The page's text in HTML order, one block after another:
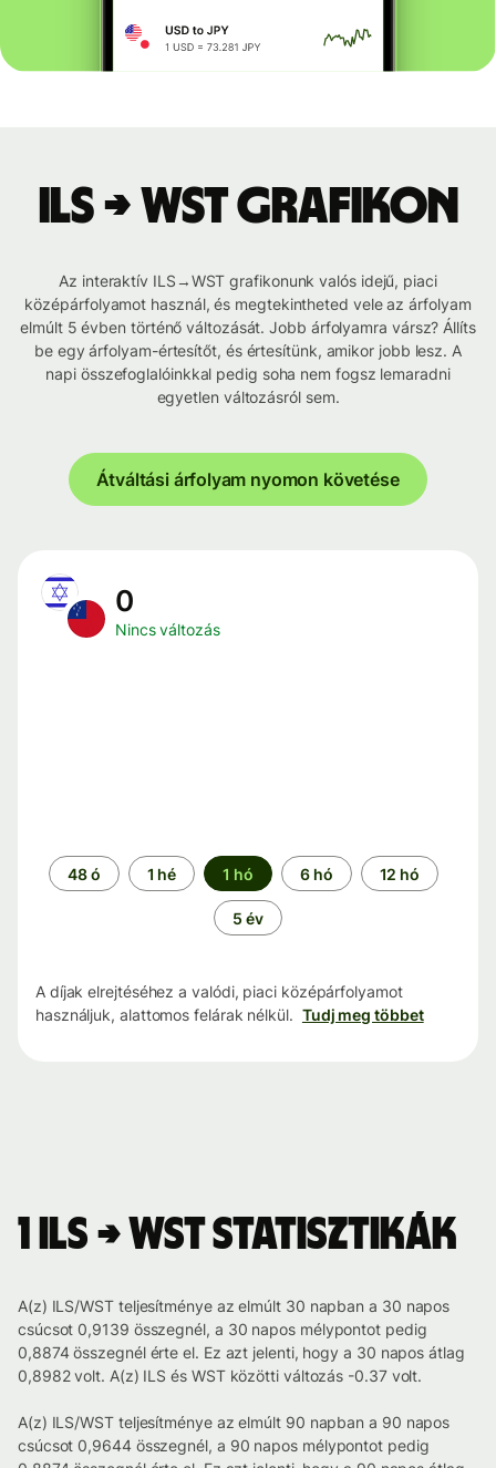
ILS → WST grafikon
Az interaktív ILS→WST grafikonunk valós idejű, piaci
középárfolyamot használ, és megtekintheted vele az árfolyam
elmúlt 5 évben történő változását. Jobb árfolyamra vársz? Állíts
be egy árfolyam-értesítőt, és értesítünk, amikor jobb lesz. A
napi összefoglalóinkkal pedig soha nem fogsz lemaradni
egyetlen változásról sem.
Átváltási árfolyam nyomon követése
0
Nincs változás
Időszak
48 ó 1 hé 1 hó 6 hó 12 hó
5 év
A díjak elrejtéséhez a valódi, piaci középárfolyamot
használjuk, alattomos felárak nélkül. Tudj meg többet
1 ILS → WST statisztikák
A(z) ILS/WST teljesítménye az elmúlt 30 napban a 30 napos
csúcsot 0,9139 összegnél, a 30 napos mélypontot pedig
0,8874 összegnél érte el. Ez azt jelenti, hogy a 30 napos átlag
0,8982 volt. A(z) ILS és WST közötti változás -0.37 volt.
A(z) ILS/WST teljesítménye az elmúlt 90 napban a 90 napos
csúcsot 0,9644 összegnél, a 90 napos mélypontot pedig